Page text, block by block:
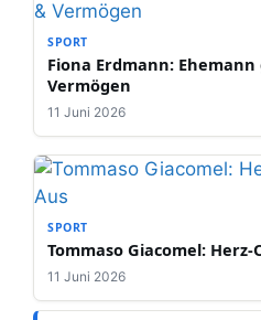
SPORT
Fiona Erdmann:
Vermögen
11 Juni 2026
SPORT
Tommaso Giacomel:
11 Juni 2026